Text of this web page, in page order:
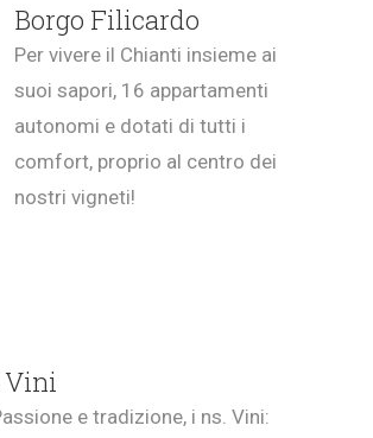
Borgo Filicardo
Per vivere il Chianti insieme ai
suoi sapori, 16 appartamenti
autonomi e dotati di tutti i
comfort, proprio al centro dei
nostri vigneti!
Vini
e tradizione, i ns. Vini: